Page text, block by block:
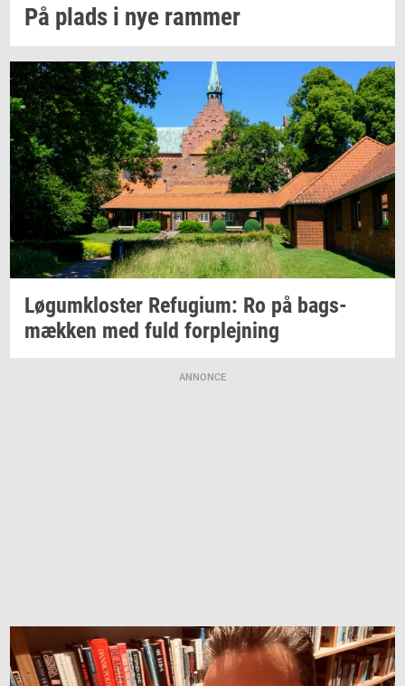
På plads i nye ram­mer
Løgum­klo­ster Re­fu­gi­um: Ro på bags­
mæk­ken med fuld for­plej­ning
ANNONCE